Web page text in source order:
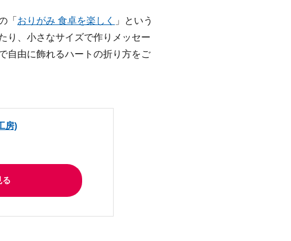
「 おりがみ 食卓を楽しく
」という
り、小さなサイズで作りメッセー
自由に飾れるハートの折り方をご
房)
る